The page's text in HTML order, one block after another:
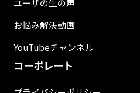
お悩み解決動画
YouTubeチャンネル
コーポレート